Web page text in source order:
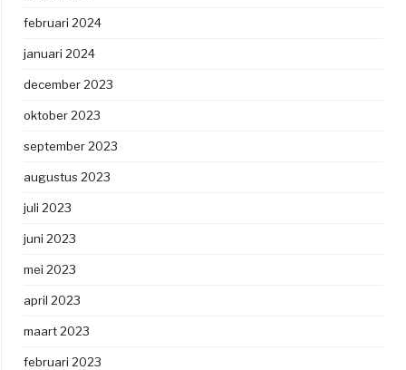
februari 2024
januari 2024
december 2023
oktober 2023
september 2023
augustus 2023
juli 2023
juni 2023
mei 2023
april 2023
maart 2023
februari 2023